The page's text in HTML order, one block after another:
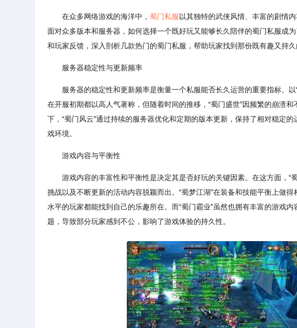
在众多网络游戏的海洋中， 蜀门私服以其独特的武侠风情、丰富的剧情
面对众多版本和服务器，如何选择一个既好玩又能够长久陪伴的蜀门私服成
和玩家反馈，深入剖析几款热门的蜀门私服，帮助玩家找到那份既有趣又持久
服务器稳定性与更新频率
服务器的稳定性和更新频率是衡量一个私服能否长久运营的重要指标。
在开服初期都以高人气著称，但随着时间的推移，“蜀门盛世”因频繁的崩溃
下，“蜀门风云”通过持续的服务器优化和定期的版本更新，保持了相对稳定
戏环境。
游戏内容与平衡性
游戏内容的丰富性和平衡性是决定其是否好玩的关键因素。在这方面，“
挑战以及不断更新的活动内容脱颖而出。“蜀梦江湖”在装备和技能平衡上做
水平的玩家都能找到自己的乐趣所在。而“蜀门霸业”虽然也拥有丰富的游戏
题，导致部分玩家感到不公，影响了游戏体验的持久性。